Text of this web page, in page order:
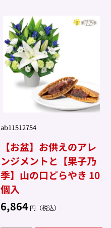
ab11512754
【お盆】お供えのアレ
ンジメントと【果子乃
季】山の口どらやき 10
個入
6,864 円（税込）